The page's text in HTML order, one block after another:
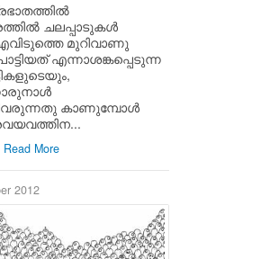
ചലപ്പാടുകള്‍
എവിടുത്തെ മുറിവാണു
എന്നാശങ്കപ്പെടുന്ന
കാണുമ്പോള്‍
Read More
2012